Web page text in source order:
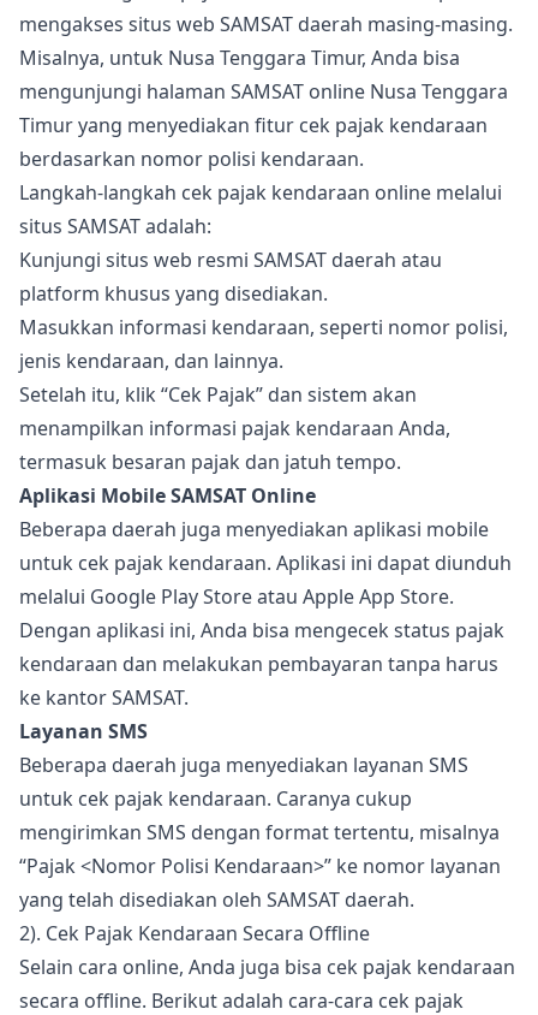
mengakses situs web SAMSAT daerah masing-masing.
Misalnya, untuk Nusa Tenggara Timur, Anda bisa
mengunjungi halaman SAMSAT online Nusa Tenggara
Timur yang menyediakan fitur cek pajak kendaraan
berdasarkan nomor polisi kendaraan.
Langkah-langkah cek pajak kendaraan online melalui
situs SAMSAT adalah:
Kunjungi situs web resmi SAMSAT daerah atau
platform khusus yang disediakan.
Masukkan informasi kendaraan, seperti nomor polisi,
jenis kendaraan, dan lainnya.
Setelah itu, klik “Cek Pajak” dan sistem akan
menampilkan informasi pajak kendaraan Anda,
termasuk besaran pajak dan jatuh tempo.
Aplikasi Mobile SAMSAT Online
Beberapa daerah juga menyediakan aplikasi mobile
untuk cek pajak kendaraan. Aplikasi ini dapat diunduh
melalui Google Play Store atau Apple App Store.
Dengan aplikasi ini, Anda bisa mengecek status pajak
kendaraan dan melakukan pembayaran tanpa harus
ke kantor SAMSAT.
Layanan SMS
Beberapa daerah juga menyediakan layanan SMS
untuk cek pajak kendaraan. Caranya cukup
mengirimkan SMS dengan format tertentu, misalnya
“Pajak <Nomor Polisi Kendaraan>” ke nomor layanan
yang telah disediakan oleh SAMSAT daerah.
2). Cek Pajak Kendaraan Secara Offline
Selain cara online, Anda juga bisa cek pajak kendaraan
secara offline. Berikut adalah cara-cara cek pajak